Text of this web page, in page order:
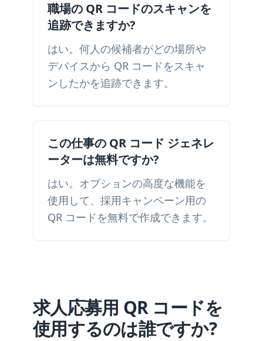
職場の QR コードのスキャンを
追跡できますか?
はい。何人の候補者がどの場所や
デバイスから QR コードをスキャ
ンしたかを追跡できます。
この仕事の QR コード ジェネレ
ーターは無料ですか?
はい。オプションの高度な機能を
使用して、採用キャンペーン用の
QR コードを無料で作成できます。
求人応募用 QR コードを
使用するのは誰ですか?